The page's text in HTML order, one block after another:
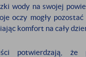
wody na swojej
oczy mogły pozostać
komfort na cały
potwierdzają, że